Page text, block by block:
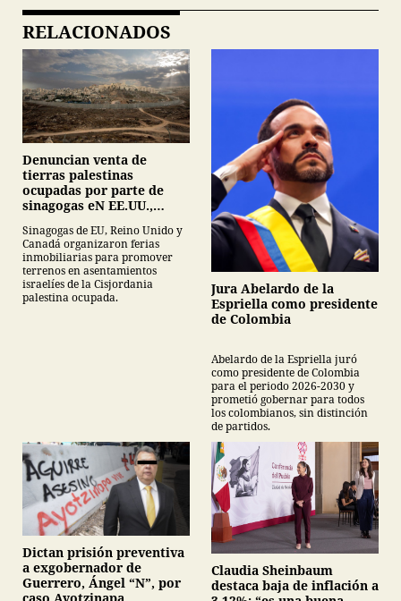
RELACIONADOS
Denuncian venta de
tierras palestinas
ocupadas por parte de
sinagogas eN EE.UU.,
Sinagogas de EU, Reino Unido y
Canadá organizaron ferias
inmobiliarias para promover
terrenos en asentamientos
israelíes de la Cisjordania
palestina ocupada.
Jura Abelardo de la
Espriella como presidente
de Colombia
Abelardo de la Espriella juró
como presidente de Colombia
para el periodo 2026-2030 y
prometió gobernar para todos
los colombianos, sin distinción
de partidos.
Dictan prisión preventiva
a exgobernador de
Guerrero, Ángel “N”, por
Claudia Sheinbaum
destaca baja de inflación a